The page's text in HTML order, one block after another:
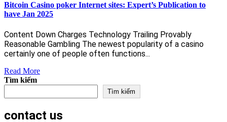
Bitcoin Casino poker Internet sites: Expert’s Publication to
have Jan 2025
Content Down Charges Technology Trailing Provably
Reasonable Gambling The newest popularity of a casino
certainly one of people often functions...
Read MoreRead
Tìm kiếm
Tìm kiếm
contact us